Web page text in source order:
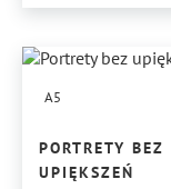
A5
PORTRETY BEZ
UPIĘKSZEŃ